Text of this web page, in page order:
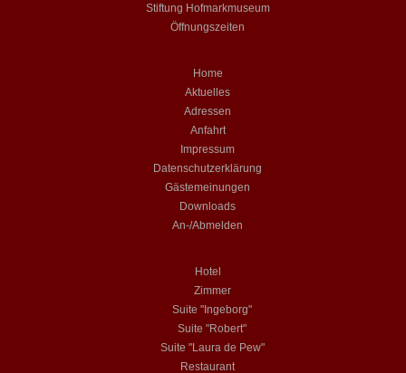
Stiftung Hofmarkmuseum
Öffnungszeiten
Home
Aktuelles
Adressen
Anfahrt
Impressum
Datenschutzerklärung
Gästemeinungen
Downloads
An-/Abmelden
Hotel
Zimmer
Suite "Ingeborg"
Suite "Robert"
Suite "Laura de Pew"
Restaurant